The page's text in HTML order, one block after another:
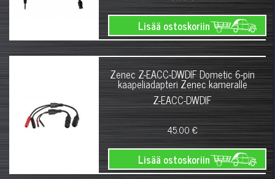
Lisää ostoskoriin
Zenec Z-EACC-DWDIF Dometic 6-pin
kaapeliadapteri Zenec kameralle
Z-EACC-DWDIF
45.00 €
Lisää ostoskoriin